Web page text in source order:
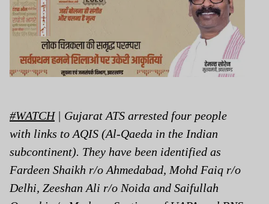
#WATCH| Gujarat ATS arrested four people
with links to AQIS (Al-Qaeda in the Indian
subcontinent). They have been identified as
Fardeen Shaikh r/o Ahmedabad, Mohd Faiq r/o
Delhi, Zeeshan Ali r/o Noida and Saifullah